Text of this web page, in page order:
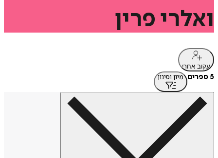
ואלרי פרין
עקוב אחרי
5 ספרים מיון וסינון